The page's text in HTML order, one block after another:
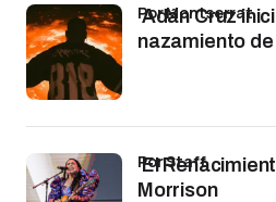
Adán Cruz
nazamiento de
por Montserrat
El
Morrison
por Staff